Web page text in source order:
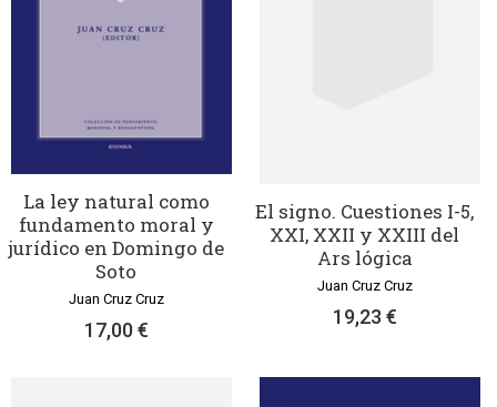
La ley natural como
fundamento moral y
jurídico en Domingo de
Soto
Juan Cruz Cruz
17,00 €
El signo. Cuestiones I-5,
XXI, XXII y XXIII del
Ars lógica
Juan Cruz Cruz
19,23 €